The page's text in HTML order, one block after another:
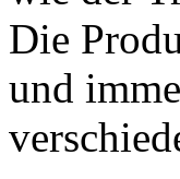
Die
und